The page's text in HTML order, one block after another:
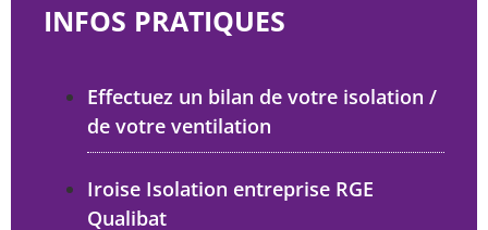
INFOS PRATIQUES
Effectuez un bilan de votre isolation /
de votre ventilation
Iroise Isolation entreprise RGE
Qualibat